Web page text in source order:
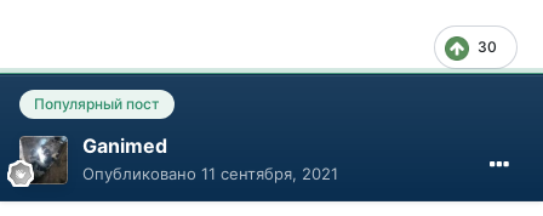
30
Популярный пост
Ganimed
Опубликовано 11 сентября, 2021